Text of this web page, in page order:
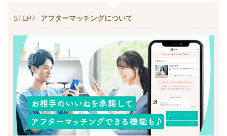
STEP7 アフターマッチングについて